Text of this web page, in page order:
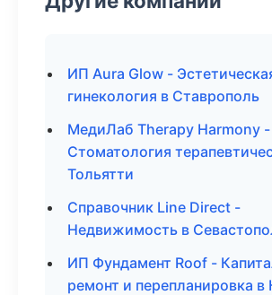
ИП Aura Glow -
гинекология в Ставрополь
МедиЛаб Therapy Harmony -
Стоматология
Тольятти
Справочник Line Direct -
Недвижимость в
ИП Фундамент Roof -
ремонт и перепланировка